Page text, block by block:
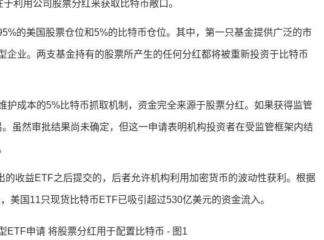
利用公司股票分红来获取比特币敞口。
的美国股票仓位和5%的比特币仓位。其中，第一只基金提供广泛的市
企业。两支基金持有的股票所产生的任何分红都将被重新投资于比特币
护成本的5%比特币抓取机制，资金完全来源于股票分红。如果获得监管
虽然审批结果尚未确定，但这一申请表明机构投资者在受监管框架内结
收益ETF之后提交的，后者允许机构利用加密货币的波动性获利。根据
美国11只现货比特币ETF已吸引超过530亿美元的资金流入。